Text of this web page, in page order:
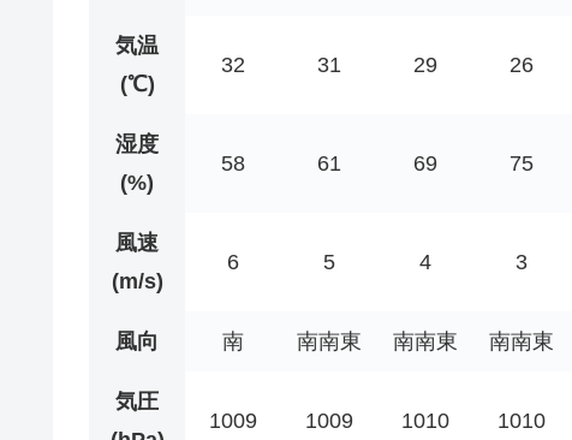
気温
(℃)
32 31 29 26
湿度
(%)
58 61 69 75
風速
(m/s)
6 5 4 3
風向 南 南南東 南南東 南南東
気圧
1009 1009 1010 1010